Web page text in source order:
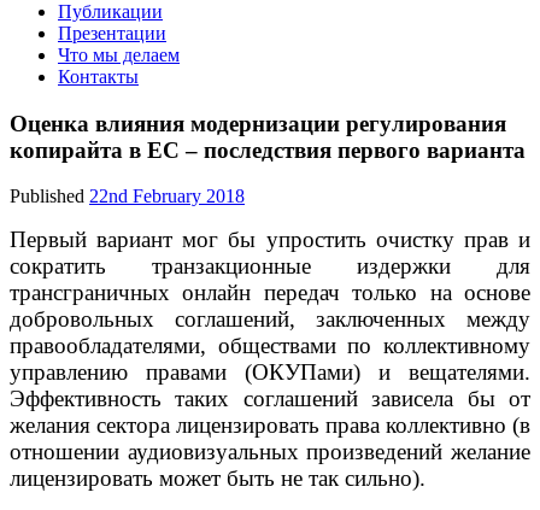
Публикации
Презентации
Что мы делаем
Контакты
Оценка влияния модернизации регулирования
копирайта в ЕС – последствия первого варианта
Published 22nd February 2018
Первый вариант мог бы упростить очистку прав и
сократить транзакционные издержки для
трансграничных онлайн передач только на основе
добровольных соглашений, заключенных между
правообладателями, обществами по коллективному
управлению правами (ОКУПами) и вещателями.
Эффективность таких соглашений зависела бы от
желания сектора лицензировать права коллективно (в
отношении аудиовизуальных произведений желание
лицензировать может быть не так сильно).